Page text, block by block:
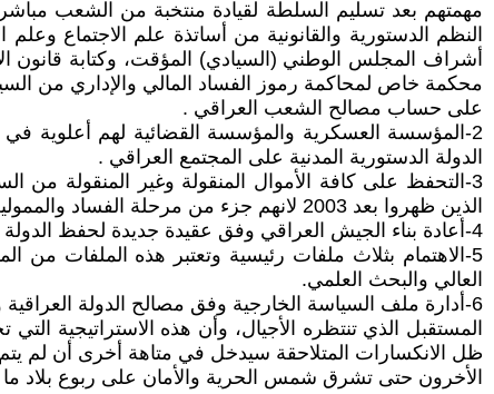
مهمتهم بعد تسليم السلطة لقيادة منتخبة من الشعب
النظم الدستورية والقانونية من أساتذة علم الاجتماع
أشراف المجلس الوطني (السيادي) المؤقت، وكتابة قانون
محكمة خاص لمحاكمة رموز الفساد المالي والإداري من
على حساب مصالح الشعب العراقي .
2-المؤسسة العسكرية والمؤسسة القضائية لهم أعلوية
الدولة الدستورية المدنية على المجتمع العراقي .
3-التحفظ على كافة الأموال المنقولة وغير المنقولة من
الذين ظهروا بعد 2003 لانهم جزء من مرحلة الفساد والممولين للعمليات المشبوهة من شراء الذمم وشراء المناصب على حساب مستقبل الشعب العراقي.
4-أعادة بناء الجيش العراقي وفق عقيدة جديدة لحفظ الدولة والشعب على أن يتم إعادة هيكلة القوات العسكرية والأمنية وفق الروح الوطنية .
5-الاهتمام بثلاث ملفات رئيسية وتعتبر هذه الملفات من
العالي والبحث العلمي.
6-أدارة ملف السياسة الخارجية وفق مصالح الدولة العراقية والاهتمام بالتمثيل الخارجي وفق أرادة تمثيل المصالح الوطنية وحفظ مصالح الشعب العراقي.
المستقبل الذي تنتظره الأجيال، وأن هذه الاستراتيجية
ظل الانكسارات المتلاحقة سيدخل في متاهة أخرى أن لم
الأخرون حتى تشرق شمس الحرية والأمان على ربوع بلاد ما